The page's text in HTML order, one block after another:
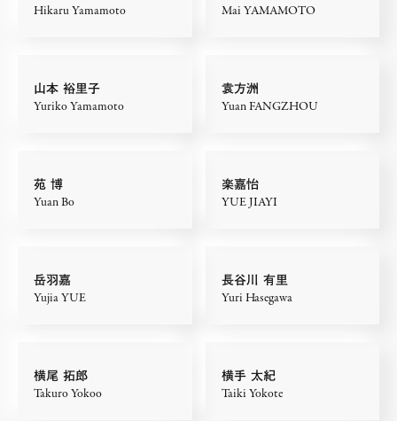
Hikaru Yamamoto Mai YAMAMOTO
山本 裕里子
Yuriko Yamamoto
袁方洲
Yuan FANGZHOU
苑 博
Yuan Bo
楽嘉怡
YUE JIAYI
岳羽嘉
Yujia YUE
長谷川 有里
Yuri Hasegawa
横尾 拓郎
Takuro Yokoo
横手 太紀
Taiki Yokote